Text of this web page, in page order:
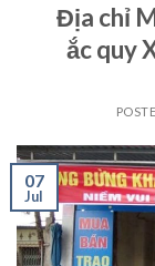
Địa chỉ
ắc quy
07
Jul